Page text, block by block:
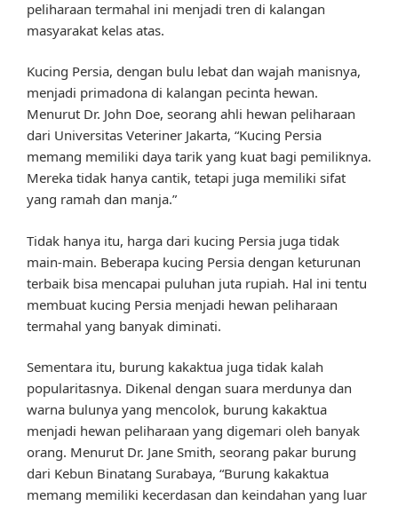
peliharaan termahal ini menjadi tren di kalangan
masyarakat kelas atas.
Kucing Persia, dengan bulu lebat dan wajah manisnya,
menjadi primadona di kalangan pecinta hewan.
Menurut Dr. John Doe, seorang ahli hewan peliharaan
dari Universitas Veteriner Jakarta, “Kucing Persia
memang memiliki daya tarik yang kuat bagi pemiliknya.
Mereka tidak hanya cantik, tetapi juga memiliki sifat
yang ramah dan manja.”
Tidak hanya itu, harga dari kucing Persia juga tidak
main-main. Beberapa kucing Persia dengan keturunan
terbaik bisa mencapai puluhan juta rupiah. Hal ini tentu
membuat kucing Persia menjadi hewan peliharaan
termahal yang banyak diminati.
Sementara itu, burung kakaktua juga tidak kalah
popularitasnya. Dikenal dengan suara merdunya dan
warna bulunya yang mencolok, burung kakaktua
menjadi hewan peliharaan yang digemari oleh banyak
orang. Menurut Dr. Jane Smith, seorang pakar burung
dari Kebun Binatang Surabaya, “Burung kakaktua
memang memiliki kecerdasan dan keindahan yang luar